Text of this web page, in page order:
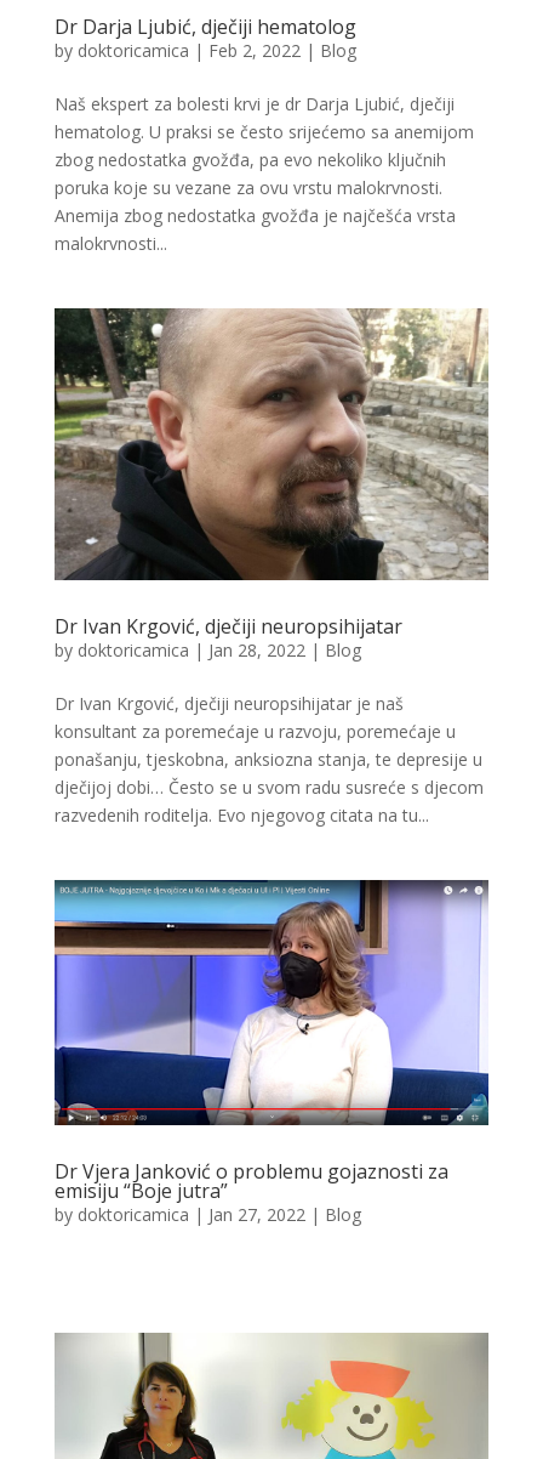
Dr Darja Ljubić, dječiji hematolog
by doktoricamica | Feb 2, 2022| Blog
Naš ekspert za bolesti krvi je dr Darja Ljubić, dječiji
hematolog. U praksi se često srijećemo sa anemijom
zbog nedostatka gvožđa, pa evo nekoliko ključnih
poruka koje su vezane za ovu vrstu malokrvnosti.
Anemija zbog nedostatka gvožđa je najčešća vrsta
malokrvnosti...
Dr Ivan Krgović, dječiji neuropsihijatar
by doktoricamica | Jan 28, 2022| Blog
Dr Ivan Krgović, dječiji neuropsihijatar je naš
konsultant za poremećaje u razvoju, poremećaje u
ponašanju, tjeskobna, anksiozna stanja, te depresije u
dječijoj dobi… Često se u svom radu susreće s djecom
razvedenih roditelja. Evo njegovog citata na tu...
Dr Vjera Janković o problemu gojaznosti za
emisiju “Boje jutra”
by doktoricamica | Jan 27, 2022| Blog